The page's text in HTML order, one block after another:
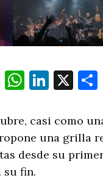
Facebook
X
casi como
una grilla
desde su
su fin.